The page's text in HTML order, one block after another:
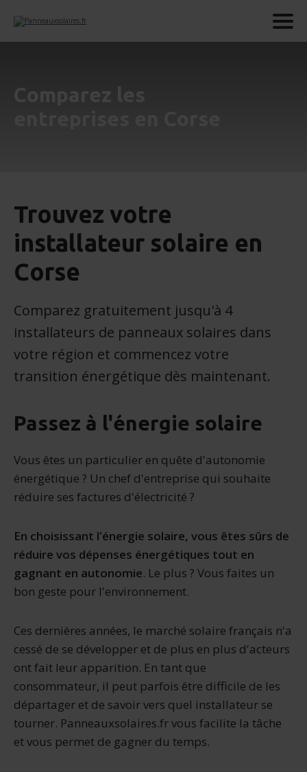
Trouvez votre
installateur solaire en
Corse
Comparez gratuitement jusqu'à 4
installateurs de panneaux solaires dans
votre région et commencez votre
transition énergétique dès maintenant.
Passez à l'énergie solaire
Vous êtes un particulier en quête d'autonomie
énergétique ? Un chef d'entreprise qui souhaite
réduire ses factures d'électricité ?
En choisissant l'énergie solaire, vous êtes sûrs de
réduire vos dépenses énergétiques tout en
gagnant en autonomie. Le plus ? Vous faites un
bon geste pour l'environnement.
Ces dernières années, le marché solaire français n'a
cessé de se développer et de plus en plus d'acteurs
ont fait leur apparition. En tant que
consommateur, il peut parfois être difficile de les
départager et de savoir vers quel installateur se
tourner. Panneauxsolaires.fr vous facilite la tâche
et vous permet de gagner du temps.